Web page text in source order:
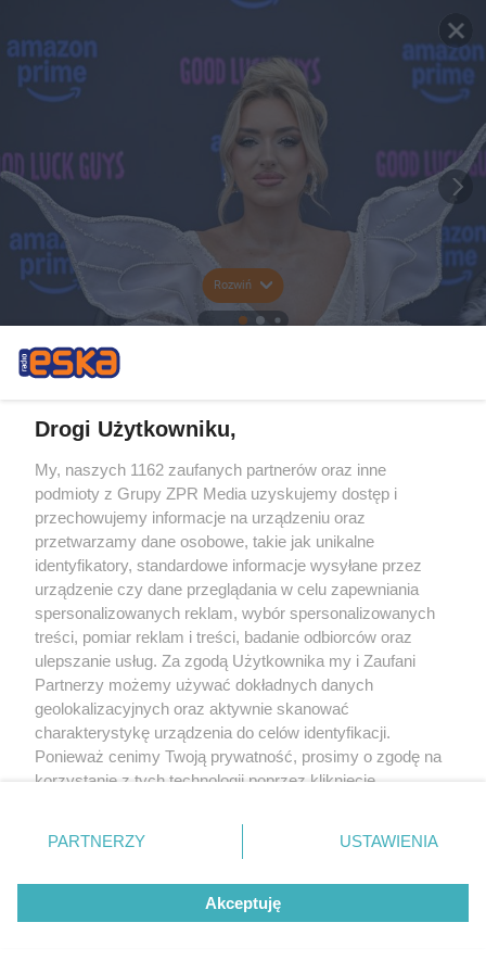
Rozwiń
Drogi Użytkowniku,
My, naszych 1162 zaufanych partnerów oraz inne
podmioty z Grupy ZPR Media uzyskujemy dostęp i
przechowujemy informacje na urządzeniu oraz
przetwarzamy dane osobowe, takie jak unikalne
identyfikatory, standardowe informacje wysyłane przez
urządzenie czy dane przeglądania w celu zapewniania
spersonalizowanych reklam, wybór spersonalizowanych
treści, pomiar reklam i treści, badanie odbiorców oraz
ulepszanie usług. Za zgodą Użytkownika my i Zaufani
Partnerzy możemy używać dokładnych danych
geolokalizacyjnych oraz aktywnie skanować
charakterystykę urządzenia do celów identyfikacji.
Ponieważ cenimy Twoją prywatność, prosimy o zgodę na
korzystanie z tych technologii poprzez kliknięcie
zmienić/wycofać klikając przycisk ustawień prywatności
znajdujący się w lewym dolnym rogu strony
rodzaje przetwarzania danych nie wymagają zgody
użytkownika, ale masz prawo sprzeciwić się takiemu
przetwarzaniu. Preferencje będą miały zastosowanie tylko
PARTNERZY USTAWIENIA
Akceptuję